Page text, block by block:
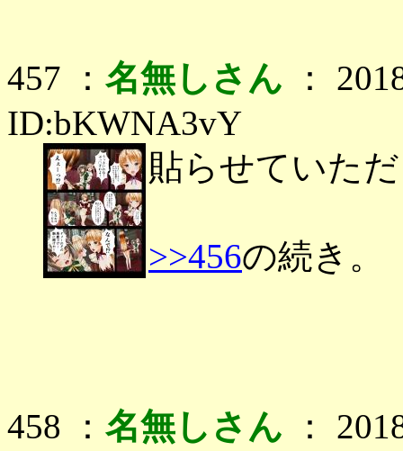
457 ： 名無しさん ：
ID:bKWNA3vY
貼らせていた
>>456の続き。
458 ： 名無しさん ：